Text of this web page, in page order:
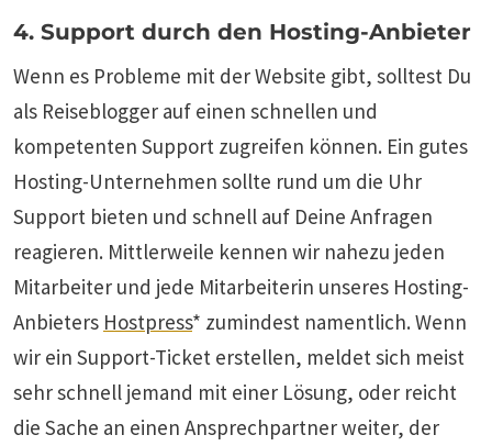
4. Support durch den Hosting-Anbieter
Wenn es Probleme mit der Website gibt, solltest Du
als Reiseblogger auf einen schnellen und
kompetenten Support zugreifen können. Ein gutes
Hosting-Unternehmen sollte rund um die Uhr
Support bieten und schnell auf Deine Anfragen
reagieren. Mittlerweile kennen wir nahezu jeden
Mitarbeiter und jede Mitarbeiterin unseres Hosting-
Anbieters Hostpress* zumindest namentlich. Wenn
wir ein Support-Ticket erstellen, meldet sich meist
sehr schnell jemand mit einer Lösung, oder reicht
die Sache an einen Ansprechpartner weiter, der